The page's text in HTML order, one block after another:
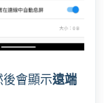
會顯示遠端